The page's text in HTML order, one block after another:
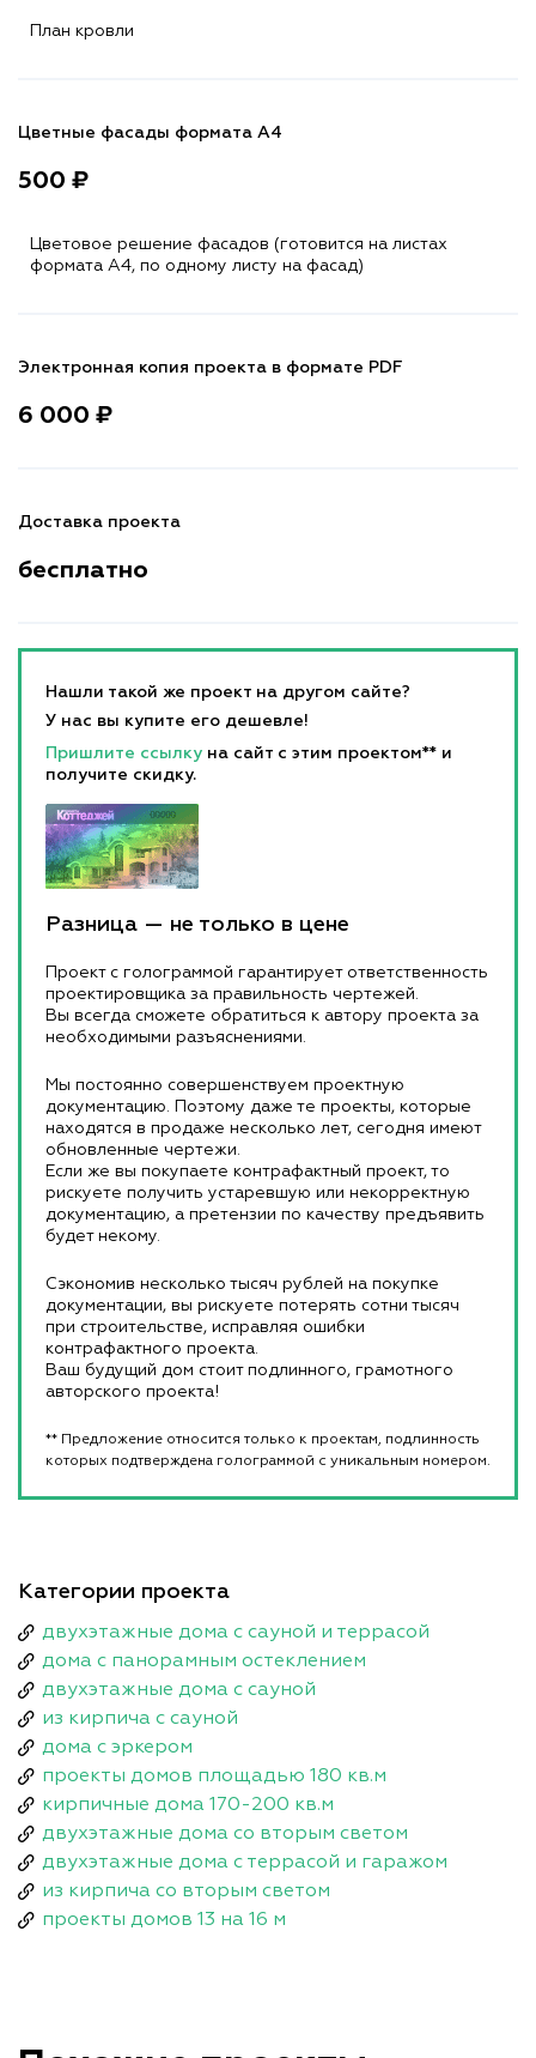
План кровли
Цветные фасады формата А4
500 ₽
Цветовое решение фасадов (готовится на листах
формата A4, по одному листу на фасад)
Электронная копия проекта в формате PDF
6 000 ₽
Доставка проекта
бесплатно
Нашли такой же проект на другом сайте?
У нас вы купите его дешевле!
Пришлите ссылку на сайт с этим проектом** и
получите скидку.
Разница — не только в цене
Проект с голограммой гарантирует ответственность
проектировщика за правильность чертежей.
Вы всегда сможете обратиться к автору проекта за
необходимыми разъяснениями.
Мы постоянно совершенствуем проектную
документацию. Поэтому даже те проекты, которые
находятся в продаже несколько лет, сегодня имеют
обновленные чертежи.
Если же вы покупаете контрафактный проект, то
рискуете получить устаревшую или некорректную
документацию, а претензии по качеству предъявить
будет некому.
Сэкономив несколько тысяч рублей на покупке
документации, вы рискуете потерять сотни тысяч
при строительстве, исправляя ошибки
контрафактного проекта.
Ваш будущий дом стоит подлинного, грамотного
авторского проекта!
** Предложение относится только к проектам, подлинность
которых подтверждена голограммой с уникальным номером.
Категории проекта
двухэтажные дома с сауной и террасой
дома с панорамным остеклением
двухэтажные дома с сауной
из кирпича с сауной
дома с эркером
проекты домов площадью 180 кв.м
кирпичные дома 170-200 кв.м
двухэтажные дома со вторым светом
двухэтажные дома с террасой и гаражом
из кирпича со вторым светом
проекты домов 13 на 16 м